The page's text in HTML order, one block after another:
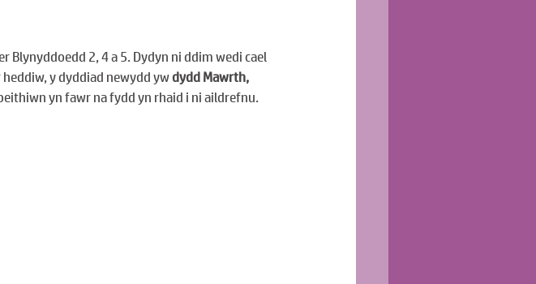
Blynyddoedd 2, 4 a 5. Dydyn ni ddim wedi cael
y dyddiad newydd yw dydd Mawrth,
yn fawr na fydd yn rhaid i ni aildrefnu.